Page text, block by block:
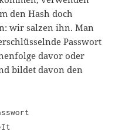
den Hash doch
wir salzen ihn. Man
Passwort
davor oder
bildet davon den